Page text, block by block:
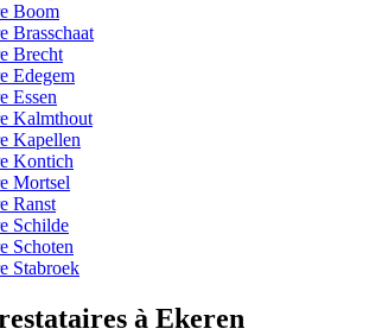
Boom
Brasschaat
Brecht
Edegem
Essen
Kalmthout
Kapellen
Kontich
Mortsel
Ranst
Schilde
Schoten
Stabroek
à Ekeren